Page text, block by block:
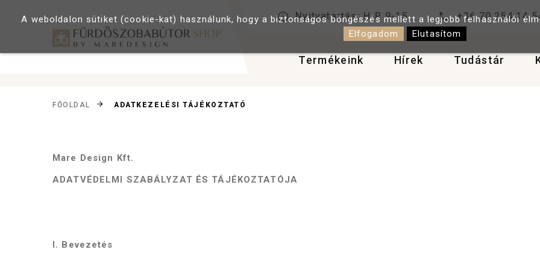
Nyitvatartás: H-P 9-15 +36 70 254 14
Termékeink Hírek Tudástár
FŐOLDAL ADATKEZELÉSI TÁJÉKOZTATÓ
Mare Design Kft.
ADATVÉDELMI SZABÁLYZAT ÉS TÁJÉKOZTATÓJA
I. Bevezetés
A weboldalon sütiket (cookie-kat) használunk, hogy a biztonságos böngészés mellett a legjobb felhasználói
Elfogadom
Elutasítom